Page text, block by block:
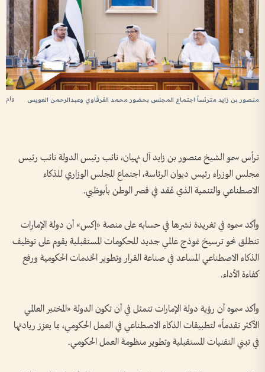
وام منصور بن زايد مترئساً اجتماع المجلس بحضور محمد القرقاوي وعبدالرحمن العويس
ترأس سمو الشيخ منصور بن زايد آل نهيان، نائب رئيس الدولة نائب رئيس
مجلس الوزراء رئيس ديوان الرئاسة، اجتماع المجلس الوزاري للذكاء
الاصطناعي والتنمية الذي عُقد في قصر الوطن بأبوظبي.
وأكد سموه في تغريدة نشرها في حسابه على منصة «إكس» أن دولة الإمارات
تنطلق نحو ترسيخ نموذج عالمي جديد للحكومات المستقبلية يقوم على توظيف
الذكاء الاصطناعي المساعد في صناعة القرار وتطوير الخدمات الحكومية ورفع
كفاءة الأداء.
وأكد سموه أن رؤية دولة الإمارات تتمثل في أن تكون الدولة «المختبر العالمي
الأكثر تقدماً» لتطبيقات الذكاء الاصطناعي في العمل الحكومي، بما يعزز ريادتها
في تبني التقنيات المستقبلية وتطوير منظومة العمل الحكومي.